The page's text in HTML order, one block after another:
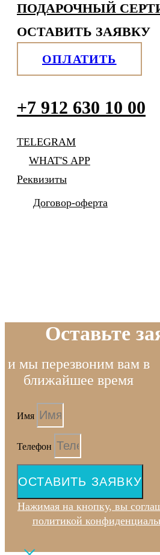
ПОДАРОЧНЫЙ
ОСТАВИТЬ ЗАЯВКУ
ОПЛАТИТЬ
+7 912 630 10 00
TELEGRAM
WHAT'S APP
Реквизиты
Договор-оферта
Оставьте
и мы перезвоним вам в
ближайшее время
Имя
Телефон
ОСТАВИТЬ ЗАЯВКУ
Нажимая на кнопку, вы
политикой